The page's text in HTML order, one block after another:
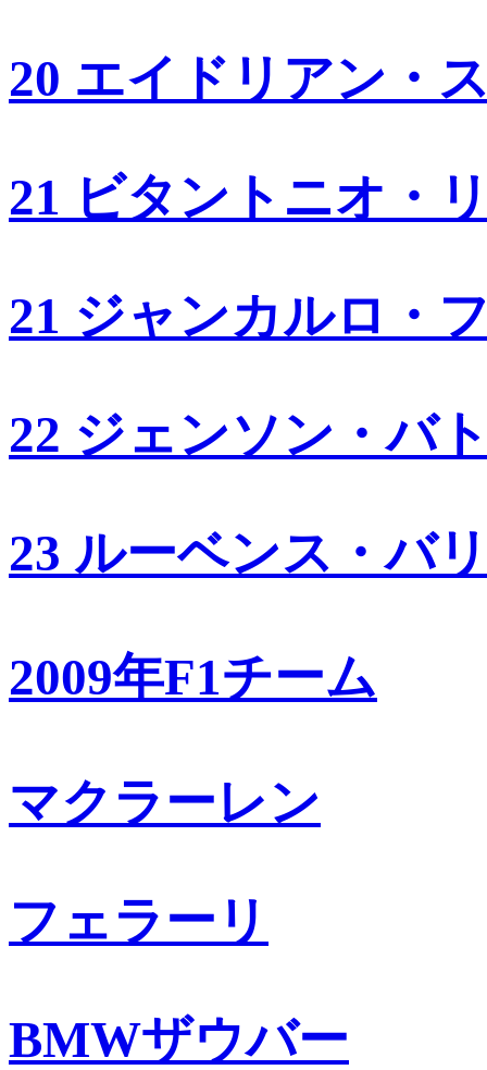
20 エイドリアン・
21 ビタントニオ・
21 ジャンカルロ・
22 ジェンソン・バ
23 ルーベンス・バ
2009年F1チーム
マクラーレン
フェラーリ
BMWザウバー